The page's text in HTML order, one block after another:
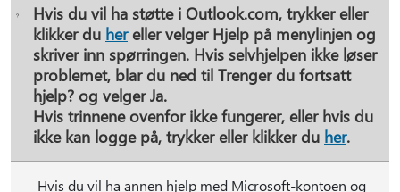
Hvis du vil ha støtte i Outlook.com, trykker eller
klikker du hereller velger Hjelp på menylinjen og
skriver inn spørringen. Hvis selvhjelpen ikke løser
problemet, blar du ned til Trenger du fortsatt
hjelp? og velgerJa.
Hvis trinnene ovenfor ikke fungerer, eller hvis du
ikke kan logge på, trykker eller klikker du her.
Hvis du vil ha annen hjelp med Microsoft-kontoen og